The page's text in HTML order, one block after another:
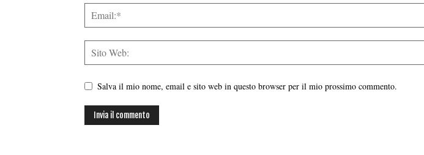
Salva il mio nome, email e sito web in questo browser per il mio prossimo commento.